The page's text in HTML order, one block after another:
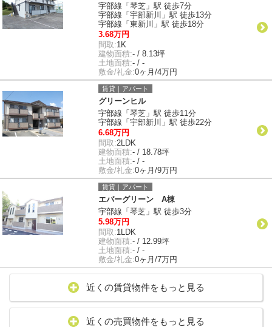
宇部線「琴芝」駅 徒歩7分
宇部線「宇部新川」駅 徒歩13分
宇部線「東新川」駅 徒歩18分
3.68万円
間取:1K
建物面積:- / 8.13坪
土地面積:- / -
敷金/礼金:0ヶ月/4万円
賃貸｜アパート
グリーンヒル
宇部線「琴芝」駅 徒歩11分
宇部線「宇部新川」駅 徒歩22分
6.68万円
間取:2LDK
建物面積:- / 18.78坪
土地面積:- / -
敷金/礼金:0ヶ月/9万円
賃貸｜アパート
エバーグリーン A棟
宇部線「琴芝」駅 徒歩3分
5.98万円
間取:1LDK
建物面積:- / 12.99坪
土地面積:- / -
敷金/礼金:0ヶ月/7万円
近くの賃貸物件をもっと見る
近くの売買物件をもっと見る